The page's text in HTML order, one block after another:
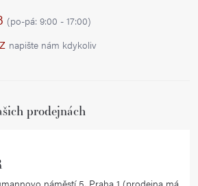
(po-pá: 9:00 - 17:00)
napište nám kdykoliv
prodejnách
náměstí 5, Praha 1 (prodejna má